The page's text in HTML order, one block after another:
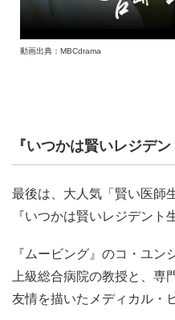
動画出典：MBCdrama
『いつかは賢いレジデ
最後は、大人気「賢い医師
『いつかは賢いレジデント
『ムービング』のコ・ユン
上級総合病院の教授と、専
友情を描いたメディカル・